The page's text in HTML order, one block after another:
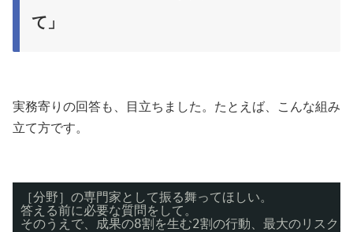
て」
実務寄りの回答も、目立ちました。たとえば、こんな組み
立て方です。
［分野］の専門家として振る舞ってほしい。
答える前に必要な質問をして。
そのうえで、成果の8割を生む2割の行動、最大のリスク